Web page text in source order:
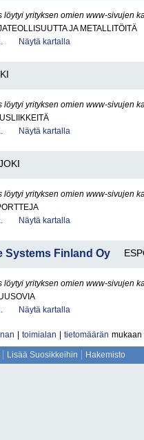
löytyi yrityksen omien www-sivujen
JA METALLITÖITÄ
Näytä kartalla
löytyi yrityksen omien www-sivujen
Näytä kartalla
löytyi yrityksen omien www-sivujen
Näytä kartalla
Systems Finland Oy
löytyi yrityksen omien www-sivujen
Näytä kartalla
toimialan tietomäärän mukaan
Lisää Suosikkeihin Hakemisto